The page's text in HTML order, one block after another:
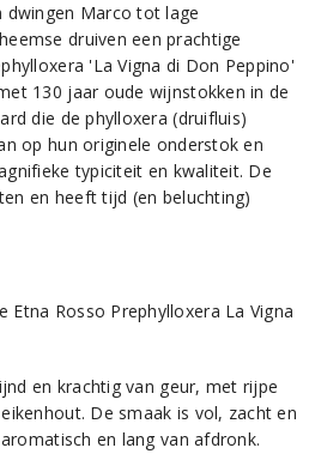
Marco tot lage
druiven een prachtige
'La Vigna di Don Peppino'
130 jaar oude wijnstokken in de
die de phylloxera (druifluis)
op hun originele onderstok en
typiciteit en kwaliteit. De
en heeft tijd (en beluchting)
en krachtig van geur, met rijpe
De smaak is vol, zacht en
en lang van afdronk.